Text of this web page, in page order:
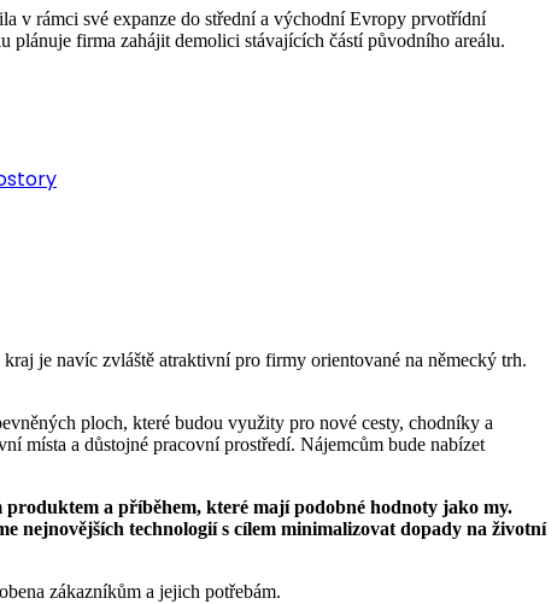
v rámci své expanze do střední a východní Evropy prvotřídní
plánuje firma zahájit demolici stávajících částí původního areálu.
je navíc zvláště atraktivní pro firmy orientované na německý trh.
ploch, které budou využity pro nové cesty, chodníky a
místa a důstojné pracovní prostředí. Nájemcům bude nabízet
a příběhem, které mají podobné hodnoty jako my.
nejnovějších technologií s cílem minimalizovat dopady na životní
zákazníkům a jejich potřebám.